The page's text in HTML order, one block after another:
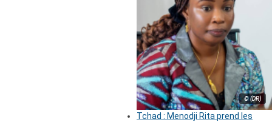
© (DR)
Tchad : Menodji Rita prend les